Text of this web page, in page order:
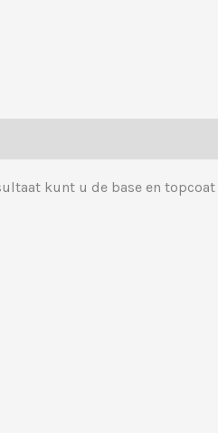
kunt u de base en topcoat